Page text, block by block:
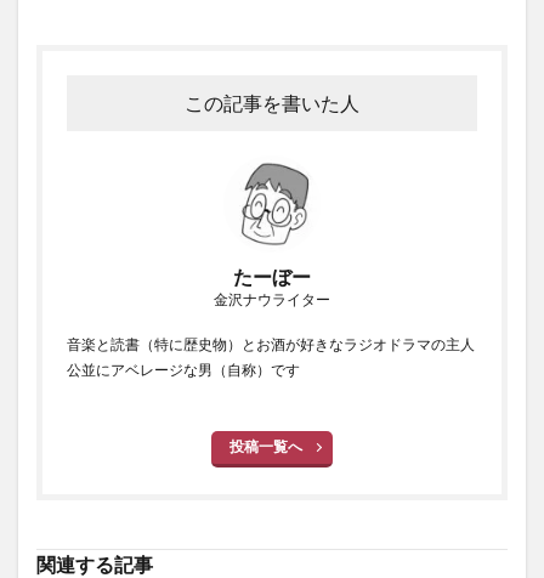
この記事を書いた人
たーぼー
金沢ナウライター
音楽と読書（特に歴史物）とお酒が好きなラジオドラマの主人
公並にアベレージな男（自称）です
投稿一覧へ
関連する記事